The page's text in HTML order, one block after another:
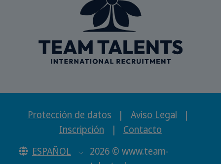
Protección de datos | Aviso Legal
|
Inscripción
|
Contacto
ESPAÑOL
2026 © www.team-